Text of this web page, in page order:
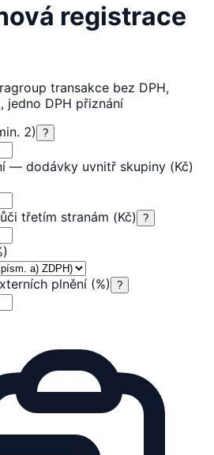
registrace
transakce bez DPH,
jedno DPH přiznání
2)
?
— dodávky uvnitř skupiny (Kč)
třetím stranám (Kč) ?
plnění (%) ?